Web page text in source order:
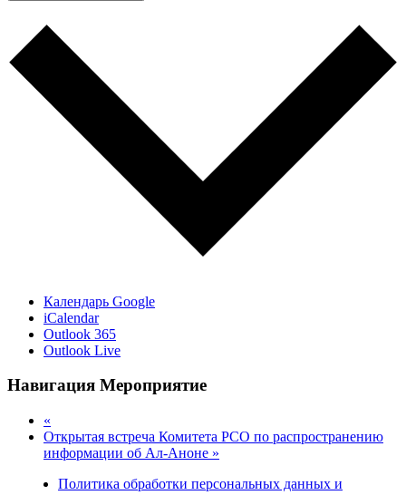
Календарь Google
iCalendar
Outlook 365
Outlook Live
Навигация Мероприятие
«
Открытая встреча Комитета РСО по распространению
информации об Ал-Аноне »
Политика обработки персональных данных и